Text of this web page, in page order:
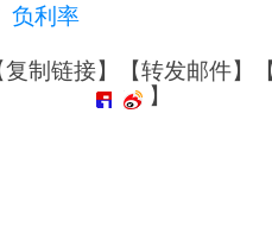
负利率
复制链接】【转发邮件】
】